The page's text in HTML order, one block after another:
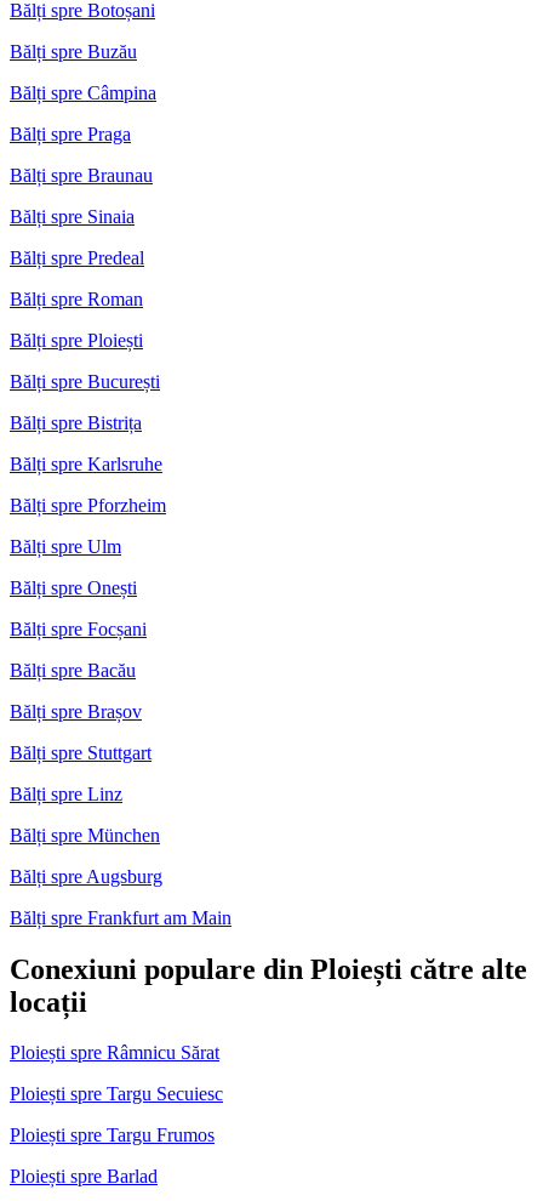
Bălți spre Botoșani
Bălți spre Buzău
Bălți spre Câmpina
Bălți spre Praga
Bălți spre Braunau
Bălți spre Sinaia
Bălți spre Predeal
Bălți spre Roman
Bălți spre Ploiești
Bălți spre București
Bălți spre Bistrița
Bălți spre Karlsruhe
Bălți spre Pforzheim
Bălți spre Ulm
Bălți spre Onești
Bălți spre Focșani
Bălți spre Bacău
Bălți spre Brașov
Bălți spre Stuttgart
Bălți spre Linz
Bălți spre München
Bălți spre Augsburg
Bălți spre Frankfurt am Main
Conexiuni populare din Ploiești către alte
locații
Ploiești spre Râmnicu Sărat
Ploiești spre Targu Secuiesc
Ploiești spre Targu Frumos
Ploiești spre Barlad